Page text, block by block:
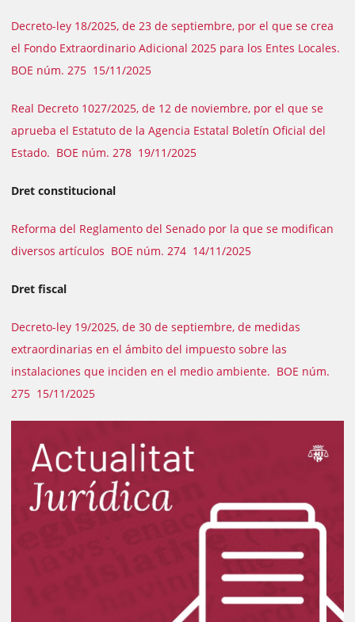
Decreto-ley 18/2025, de 23 de septiembre, por el que se crea
el Fondo Extraordinario Adicional 2025 para los Entes Locales.
BOE núm. 275 15/11/2025
Real Decreto 1027/2025, de 12 de noviembre, por el que se
aprueba el Estatuto de la Agencia Estatal Boletín Oficial del
Estado. BOE núm. 278 19/11/2025
Dret constitucional
Reforma del Reglamento del Senado por la que se modifican
diversos artículos BOE núm. 274 14/11/2025
Dret fiscal
Decreto-ley 19/2025, de 30 de septiembre, de medidas
extraordinarias en el ámbito del impuesto sobre las
instalaciones que inciden en el medio ambiente. BOE núm.
275 15/11/2025